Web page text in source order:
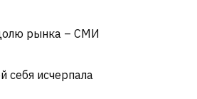
рынка – СМИ
себя исчерпала